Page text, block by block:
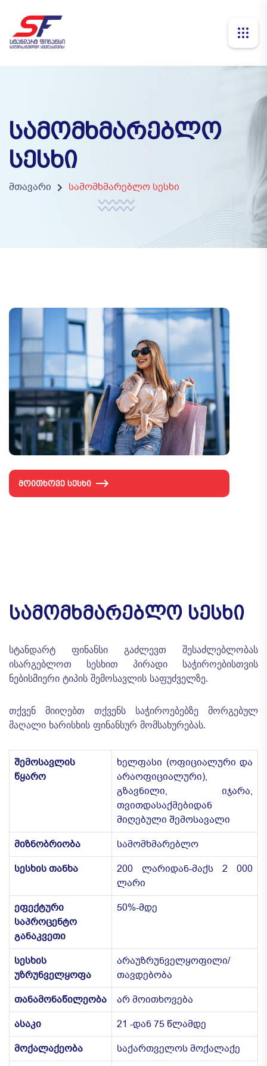
ᲡᲐᲛᲝᲛᲮᲛᲐᲠᲔᲑᲚᲝ
ᲡᲔᲡᲮᲘ
მთავარი სამომხმარებლო სესხი
ᲛᲝᲘᲗᲮᲝᲕᲔ ᲡᲔᲡᲮᲘ
ᲡᲐᲛᲝᲛᲮᲛᲐᲠᲔᲑᲚᲝ ᲡᲔᲡᲮᲘ
სტანდარტ ფინანსი გაძლევთ შესაძლებლობას
ისარგებლოთ სესხით პირადი საჭიროებისთვის
ნებისმიერი ტიპის შემოსავლის საფუძველზე.
თქვენ მიიღებთ თქვენს საჭიროებებზე მორგებულ
მაღალი ხარისხის ფინანსურ მომსახურებას.
შემოსავლის
წყარო
ხელფასი (ოფიციალური და
არაოფიციალური),
გზავნილი, იჯარა,
თვითდასაქმებიდან
მიღებული შემოსავალი
მიზნობრიობა
სამომხმარებლო
სესხის თანხა
200 ლარიდან-მაქს 2 000
ლარი
ეფექტური
საპროცენტო
განაკვეთი
50%-მდე
სესხის
უზრუნველყოფა
არაუზრუნველყოფილი/
თავდებობა
თანამონაწილეობა
არ მოითხოვება
ასაკი
21 -დან 75 წლამდე
მოქალაქეობა
საქართველოს მოქალაქე